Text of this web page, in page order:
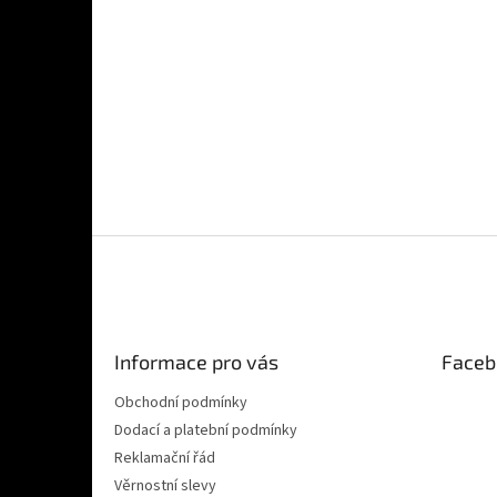
Informace pro vás
Obchodní podmínky
Dodací a platební podmínky
Reklamační řád
Věrnostní slevy